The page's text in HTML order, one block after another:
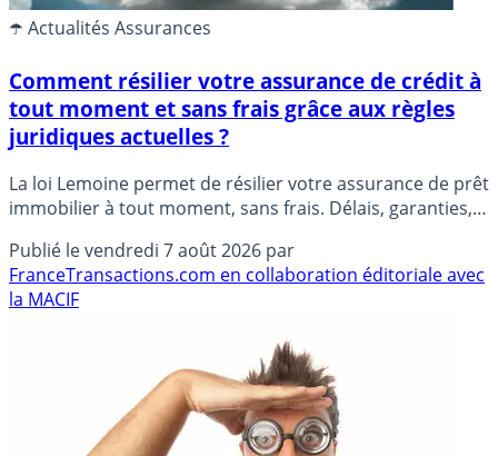
☂️ Actualités Assurances
Comment résilier votre assurance de crédit à
tout moment et sans frais grâce aux règles
juridiques actuelles ?
La loi Lemoine permet de résilier votre assurance de prêt
immobilier à tout moment, sans frais. Délais, garanties,
Publié levendredi 7 août 2026 par
FranceTransactions.com en collaboration éditoriale avec
la MACIF